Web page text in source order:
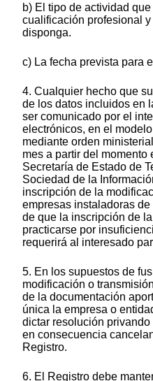
b) El tipo de actividad
cualificación profesional
disponga.
c) La fecha prevista para
4. Cualquier hecho que
de los datos incluidos en
ser comunicado por el
electrónicos, en el
mediante orden
mes a partir del momento
Secretaría de Estado de
Sociedad de la
inscripción de la
empresas instaladoras
de que la inscripción de
practicarse por
requerirá al interesado
5. En los supuestos de
modificación o
de la documentación
única la empresa o
dictar resolución
en consecuencia
Registro.
6. El Registro debe